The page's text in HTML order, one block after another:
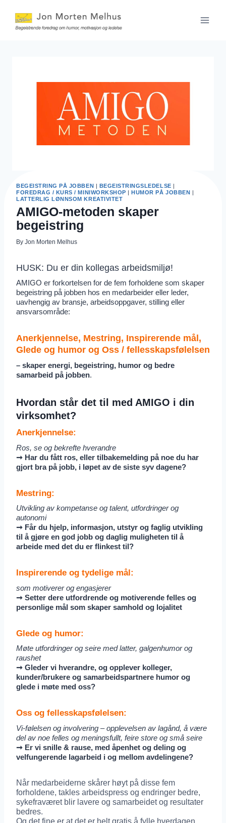
content
BEGEISTRING PÅ JOBBEN | BEGEISTRINGSLEDELSE |
FOREDRAG / KURS / MINIWORKSHOP |HUMOR PÅ JOBBEN |
LATTERLIG LØNNSOM KREATIVITET
AMIGO-metoden skaper
begeistring
By Jon Morten Melhus
HUSK: Du er din kollegas arbeidsmiljø!
AMIGO er forkortelsen for de fem forholdene som skaper
begeistring på jobben hos en medarbeider eller leder,
uavhengig av bransje, arbeidsoppgaver, stilling eller
ansvarsområde:
Anerkjennelse, Mestring, Inspirerende mål,
Glede og humor og Oss / fellesskapsfølelsen
– skaper energi, begeistring, humor og bedre
samarbeid på jobben.
Hvordan står det til med AMIGO i din
virksomhet?
Anerkjennelse:
Ros, se og bekrefte hverandre
➞ Har du fått ros, eller tilbakemelding på noe du har
gjort bra på jobb, i løpet av de siste syv dagene?
Mestring:
Utvikling av kompetanse og talent, utfordringer og
autonomi
➞ Får du hjelp, informasjon, utstyr og faglig utvikling
til å gjøre en god jobb og daglig muligheten til å
arbeide med det du er flinkest til?
Inspirerende og tydelige mål:
som motiverer og engasjerer
➞ Setter dere utfordrende og motiverende felles og
personlige mål som skaper samhold og lojalitet
Glede og humor:
Møte utfordringer og seire med latter, galgenhumor og
raushet
➞ Gleder vi hverandre, og opplever kolleger,
kunder/brukere og samarbeidspartnere humor og
glede i møte med oss?
Oss og fellesskapsfølelsen:
Vi-følelsen og involvering – opplevelsen av lagånd, å være
del av noe felles og meningsfullt, feire store og små seire
➞ Er vi snille & rause, med åpenhet og deling og
velfungerende lagarbeid i og mellom avdelingene?
Når medarbeiderne skårer høyt på disse fem
forholdene, takles arbeidspress og endringer bedre,
sykefraværet blir lavere og samarbeidet og resultater
bedres.
Og det fine er at det er helt gratis å fylle hverdagen